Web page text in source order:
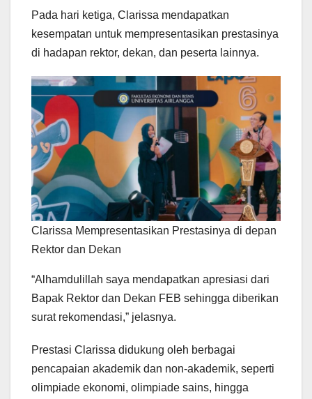
Pada hari ketiga, Clarissa mendapatkan
kesempatan untuk mempresentasikan prestasinya
di hadapan rektor, dekan, dan peserta lainnya.
Clarissa Mempresentasikan Prestasinya di depan
Rektor dan Dekan
“Alhamdulillah saya mendapatkan apresiasi dari
Bapak Rektor dan Dekan FEB sehingga diberikan
surat rekomendasi,” jelasnya.
Prestasi Clarissa didukung oleh berbagai
pencapaian akademik dan non-akademik, seperti
olimpiade ekonomi, olimpiade sains, hingga